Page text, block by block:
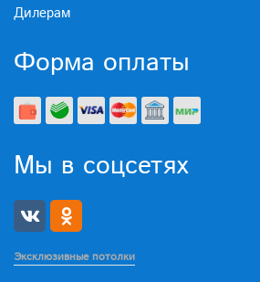
Дилерам
Форма оплаты
Мы в соцсетях
Эксклюзивные потолки